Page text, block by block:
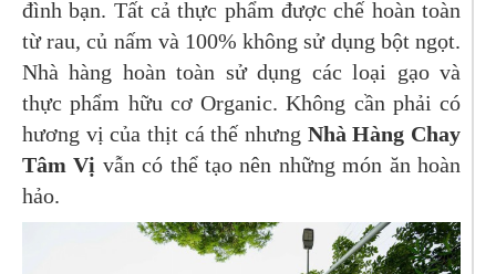
đình bạn. Tất cả thực phẩm được chế hoàn toàn
từ rau, củ nấm và 100% không sử dụng bột ngọt.
Nhà hàng hoàn toàn sử dụng các loại gạo và
thực phẩm hữu cơ Organic. Không cần phải có
hương vị của thịt cá thế nhưng Nhà Hàng Chay
Tâm Vị vẫn có thể tạo nên những món ăn hoàn
hảo.